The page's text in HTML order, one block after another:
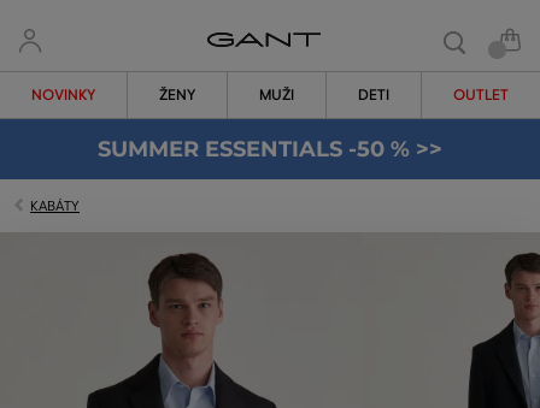
NOVINKY ŽENY MUŽI DETI OUTLET
SUMMER ESSENTIALS -50 % >>
KABÁTY